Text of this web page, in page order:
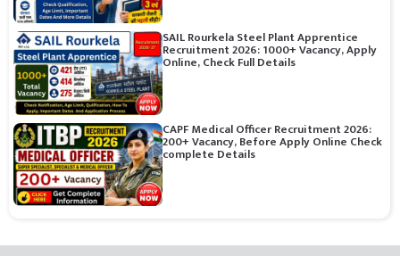
SAIL Rourkela Steel Plant Apprentice
Recruitment 2026: 1000+ Vacancy, Apply
Online, Check Full Details
CAPF Medical Officer Recruitment 2026:
200+ Vacancy, Before Apply Online Check
complete Details